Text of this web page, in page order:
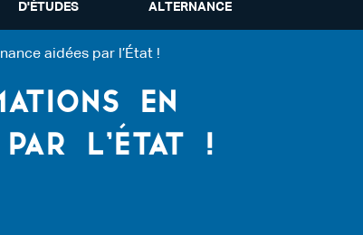
D'ÉTUDES
ALTERNANCE
aidées par l’État !
EN
L’ÉTAT !